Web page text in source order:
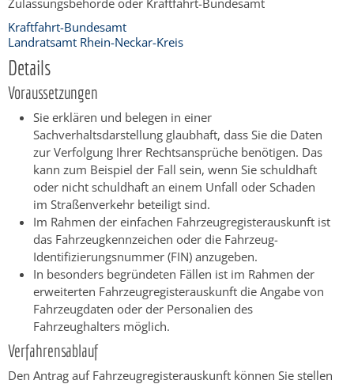
Zulassungsbehörde oder Kraftfahrt-Bundesamt
Kraftfahrt-Bundesamt
Landratsamt Rhein-Neckar-Kreis
Details
Voraussetzungen
Sie erklären und belegen in einer
Sachverhaltsdarstellung glaubhaft, dass Sie die Daten
zur Verfolgung Ihrer Rechtsansprüche benötigen. Das
kann zum Beispiel der Fall sein, wenn Sie schuldhaft
oder nicht schuldhaft an einem Unfall oder Schaden
im Straßenverkehr beteiligt sind.
Im Rahmen der einfachen Fahrzeugregisterauskunft ist
das Fahrzeugkennzeichen oder die Fahrzeug-
Identifizierungsnummer (FIN) anzugeben.
In besonders begründeten Fällen ist im Rahmen der
erweiterten Fahrzeugregisterauskunft die Angabe von
Fahrzeugdaten oder der Personalien des
Fahrzeughalters möglich.
Verfahrensablauf
Den Antrag auf Fahrzeugregisterauskunft können Sie stellen